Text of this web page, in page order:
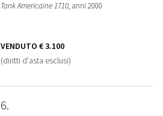
Tank Americaine 1710, anni 2000
VENDUTO € 3.100
(diritti d'asta esclusi)
6